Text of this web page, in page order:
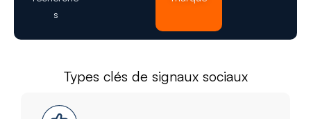
s
Types clés de signaux sociaux